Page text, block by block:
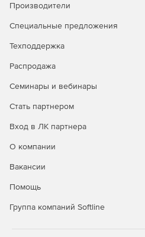
Производители
Специальные предложения
Техподдержка
Распродажа
Семинары и вебинары
Стать партнером
Вход в ЛК партнера
О компании
Вакансии
Помощь
Группа компаний Softline